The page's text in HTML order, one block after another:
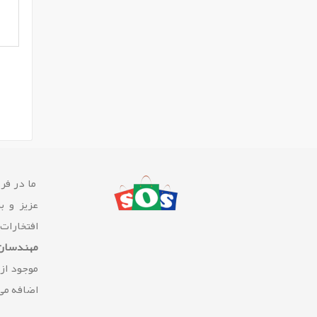
ما در
عزیز و
موجود
اضافه